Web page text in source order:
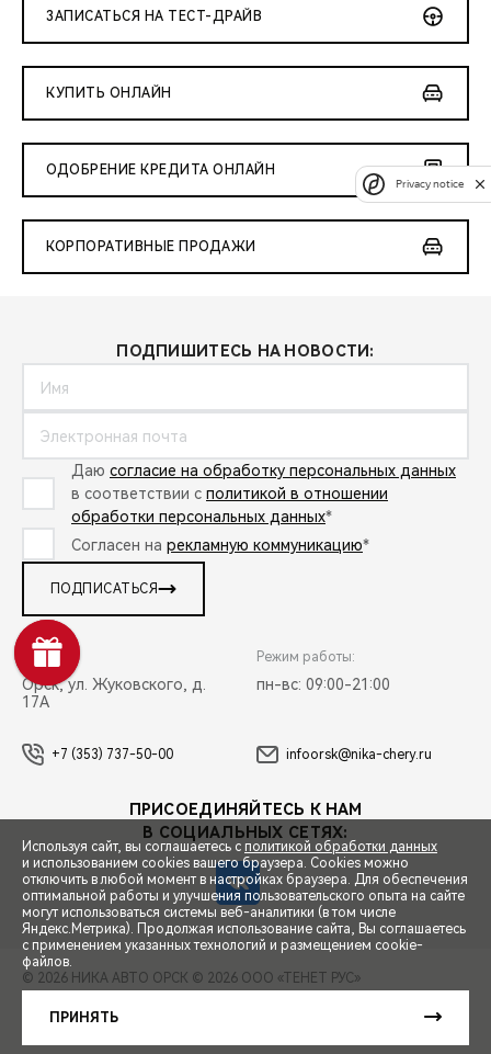
СПЕЦПРЕДЛОЖЕНИЯ
ЗАПИСЬ НА ТЕСТ-ДРАЙВ
ЗАПИСАТЬСЯ НА ТЕСТ-ДРАЙВ
КУПИТЬ ОНЛАЙН
ОДОБРЕНИЕ КРЕДИТА ОНЛАЙН
КОРПОРАТИВНЫЕ ПРОДАЖИ
ПОДПИШИТЕСЬ НА НОВОСТИ:
Даю согласие на обработку персональных данных
в соответствии с политикой в отношении
обработки персональных данных*
Согласен на рекламную коммуникацию*
ПОДПИСАТЬСЯ
Орск, ул. Жуковского, д.
17А
Режим работы:
пн-вс: 09:00-21:00
+7 (353) 737-50-00 infoorsk@nika-chery.ru
ПРИСОЕДИНЯЙТЕСЬ К НАМ
В СОЦИАЛЬНЫХ СЕТЯХ:
© 2026 НИКА АВТО ОРСК © 2026 ООО «ТЕНЕТ РУС»
Сделано в ПЕРКС
Используя сайт, вы соглашаетесь с политикой обработки данных
и использованием cookies вашего браузера. Cookies можно
отключить в любой момент в настройках браузера. Для обеспечения
оптимальной работы и улучшения пользовательского опыта на сайте
могут использоваться системы веб-аналитики (в том числе
Яндекс.Метрика). Продолжая использование сайта, Вы соглашаетесь
с применением указанных технологий и размещением cookie-
файлов.
ПРИНЯТЬ
Privacy notice